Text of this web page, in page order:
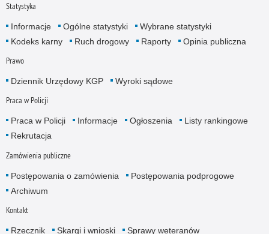
Statystyka
Informacje Ogólne statystyki
Wybrane statystyki
Kodeks karny
Ruch drogowy Raporty Opinia publiczna
Prawo
Dziennik Urzędowy KGP Wyroki sądowe
Praca w Policji
Praca w Policji Informacje Ogłoszenia
Listy rankingowe
Rekrutacja
Zamówienia publiczne
Postępowania o zamówienia
Postępowania podprogowe
Archiwum
Kontakt
Rzecznik Skargi i wnioski Sprawy weteranów